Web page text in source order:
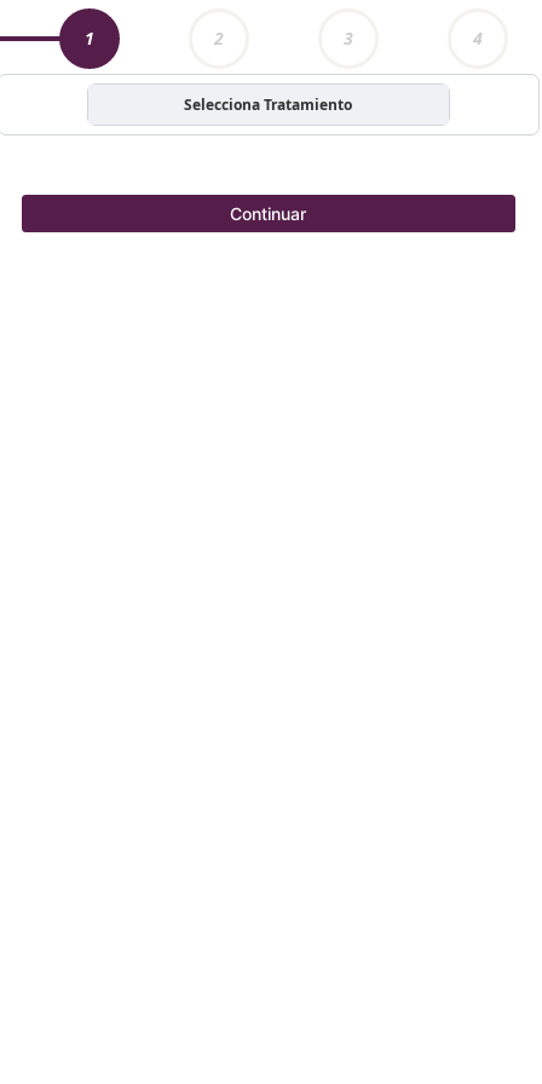
1 2 3 4
Selecciona Tratamiento
Continuar